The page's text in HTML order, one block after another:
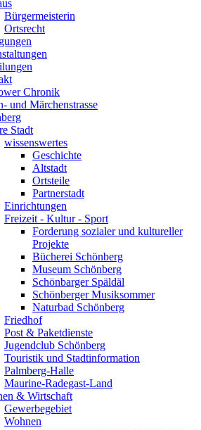
Bürgermeisterin
Ortsrecht
Chronik
und Märchenstrasse
Stadt
wissenswertes
Geschichte
Altstadt
Ortsteile
Partnerstadt
Einrichtungen
Freizeit - Kultur - Sport
Forderung sozialer und kultureller
Projekte
Bücherei Schönberg
Museum Schönberg
Schönbarger Späldäl
Schönberger Musiksommer
Naturbad Schönberg
Friedhof
Post & Paketdienste
Jugendclub Schönberg
Touristik und Stadtinformation
Palmberg-Halle
Maurine-Radegast-Land
& Wirtschaft
Gewerbegebiet
Wohnen